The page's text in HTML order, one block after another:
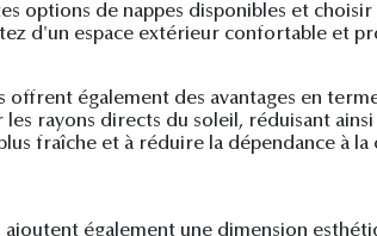
options de nappes disponibles et
d'un espace extérieur confortable et
également des avantages en
rayons directs du soleil, réduisant
fraîche et à réduire la dépendance à
également une dimension